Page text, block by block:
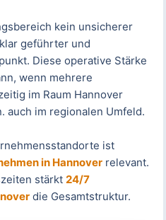
kein unsicherer
geführter und
Diese operative Stärke
wenn mehrere
im Raum Hannover
auch im regionalen Umfeld.
ist
in Hannoverrelevant.
stärkt 24/7
die Gesamtstruktur.